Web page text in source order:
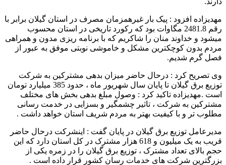
مهدیزاده افزود : پیک بار غیرهمزمان مصرف در استان گیلان برابر با
رقم 2481.8 مگاوات بود که رکورد تاریخی در استان محسوب
میشود و خداوند منان را شاکریم که با برنامه ریزی مدون و همراهی
مردم بدون کوچکترین مشکل و خاموشی نوبتی موفق به عبور از
فصل گرم شدیم.
وی تصریح کرد : درحال حاضر میزان بدهی مشترکین به شرکت
توزیع برق گیلان تا پایان سال شهریور ماه ، حدود 385 میلیارد تومان
است .مهدیزاده تاکید کرد : وصول مبلغ بدهی بخش های مختلف
مشترکین به شرکت ، تاثیر چشمگیر و بسزایی در خدمت رسانی
مطلوب تر و با کیفیت بهتر به مردم شریف استان خواهد داشت .
مدیرعامل توزیع برق گیلان در پایان گفت : اینشرکت درحال حاضر
قریب به یک میلیون و 618 هزار مشترک در کل استان دارد که این
حجم بالای تعداد مشترک ، توزیع برق گیلان را در زمره یکی از
بزرگترین شرکت های خدمات رسان کشور قرار داده است .